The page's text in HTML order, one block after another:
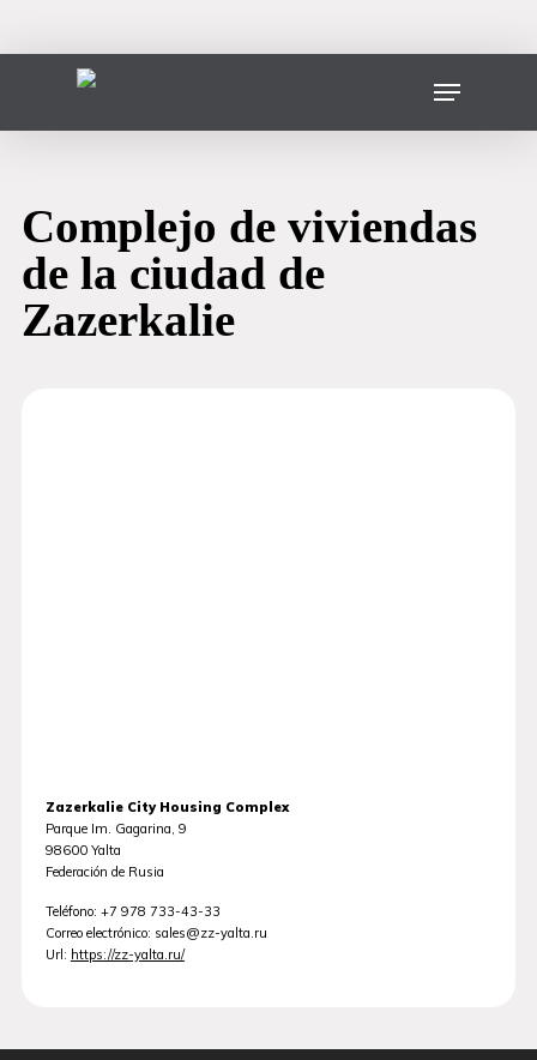
contenido
Menú
Complejo de viviendas
de la ciudad de
Zazerkalie
Zazerkalie City Housing Complex
Parque Im. Gagarina, 9
98600 Yalta
Federación de Rusia
Teléfono: +7 978 733-43-33
Correo electrónico: sales@zz-yalta.ru
Url: https://zz-yalta.ru/